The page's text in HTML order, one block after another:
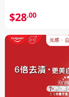
$28.00